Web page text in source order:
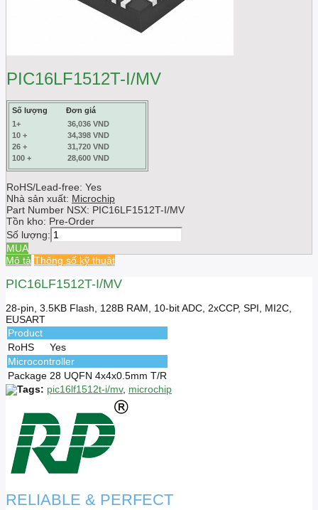
PIC16LF1512T-I/MV
Số lượng
Đơn giá
1+
36,036 VND
10 +
34,398 VND
26 +
31,720 VND
100 +
28,600 VND
RoHS/Lead-free: Yes
Nhà sản xuất: Microchip
Part Number NSX: PIC16LF1512T-I/MV
Tồn kho: Pre-Order
Số lượng:
MUA
Mô tả Thông số kỹ thuật
PIC16LF1512T-I/MV
28-pin, 3.5KB Flash, 128B RAM, 10-bit ADC, 2xCCP, SPI, MI2C,
EUSART
Product
RoHS
Yes
Microcontroller
Package 28 UQFN 4x4x0.5mm T/R
Tags: pic16lf1512t-i/mv, microchip
RELIABLE & PERFECT